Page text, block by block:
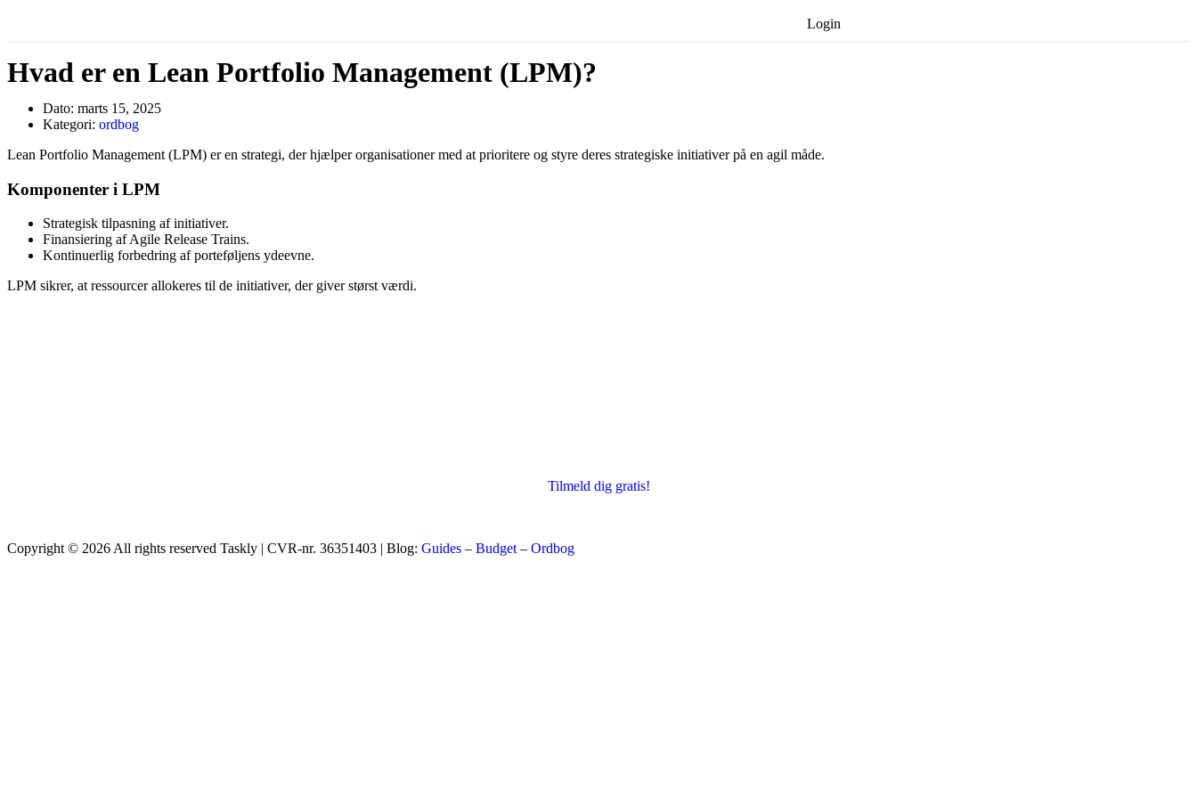
Login
Hvad er en Lean Portfolio Management (LPM)?
Dato: marts 15, 2025
Kategori: ordbog
Lean Portfolio Management (LPM) er en strategi, der hjælper organisationer med at prioritere og styre deres strategiske initiativer på en agil måde.
Komponenter i LPM
Strategisk tilpasning af initiativer.
Finansiering af Agile Release Trains.
Kontinuerlig forbedring af porteføljens ydeevne.
LPM sikrer, at ressourcer allokeres til de initiativer, der giver størst værdi.
Tilmeld dig gratis!
Copyright © 2026 All rights reserved Taskly | CVR-nr. 36351403 | Blog: Guides – Budget – Ordbog